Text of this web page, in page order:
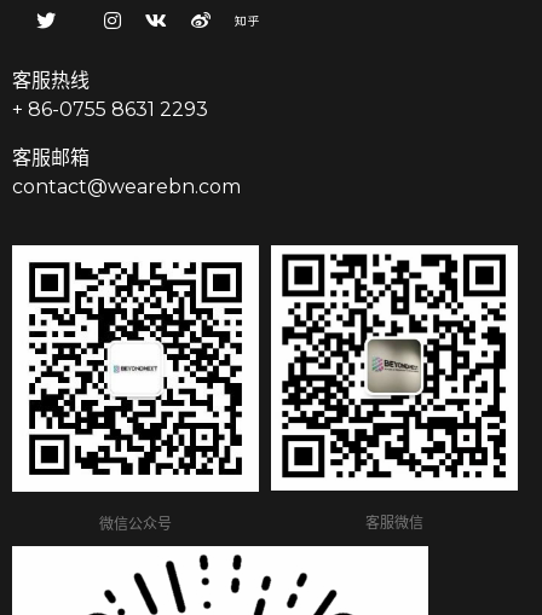
客服热线
+ 86-0755 8631 2293
客服邮箱
contact@wearebn.com
微信公众号 客服微信